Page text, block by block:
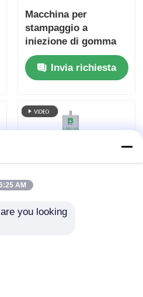
Macchina per
stampaggio a
iniezione di gomma
siliconica liquida ad
alta precisione per
applicazioni
Invia richiesta
LSR Vertical Single
AM
you looking